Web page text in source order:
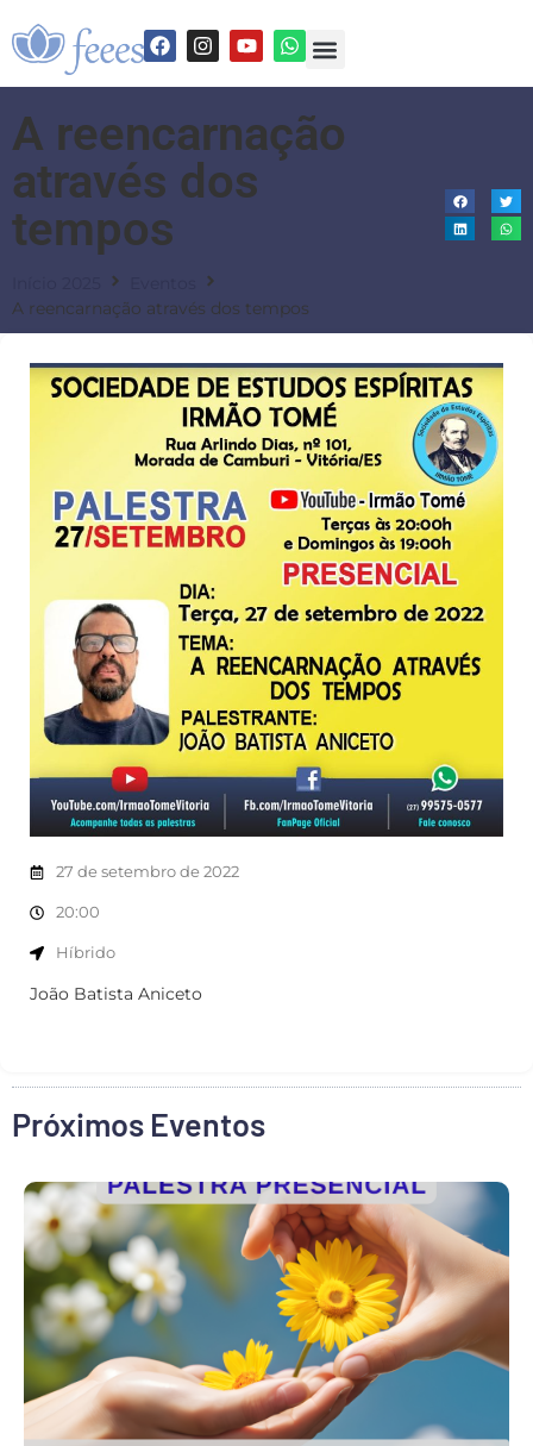
A reencarnação
através dos
tempos
A reencarnação através dos tempos
27 de setembro de 2022
20:00
Híbrido
João Batista Aniceto
Próximos Eventos